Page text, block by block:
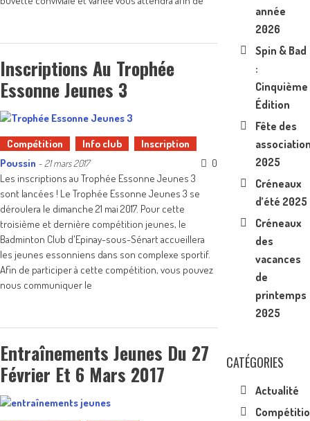
Inscriptions Au Trophée
Essonne Jeunes 3
Compétition Info club
Inscription
Poussin - 21 mars 2017
0
Les inscriptions au Trophée Essonne Jeunes 3
sont lancées ! Le Trophée Essonne Jeunes 3 se
déroulera le dimanche 21 mai 2017. Pour cette
troisième et dernière compétition jeunes, le
Badminton Club d'Epinay-sous-Sénart accueillera
les jeunes essonniens dans son complexe sportif.
Afin de participer à cette compétition, vous pouvez
nous communiquer le
Entraînements Jeunes Du 27
Février Et 6 Mars 2017
année
2026
Spin & Bad
:
Cinquième
Édition
Fête des
2025
Créneaux
d’été 2025
Créneaux
des
vacances
de
printemps
2025
CATÉGORIES
Actualité